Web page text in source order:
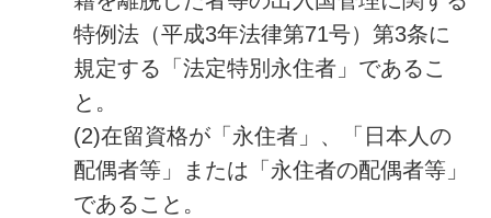
特例法（平成3年法律第71号）第3条に
規定する「法定特別永住者」であるこ
と。
(2)在留資格が「永住者」、「日本人の
配偶者等」または「永住者の配偶者等」
であること。